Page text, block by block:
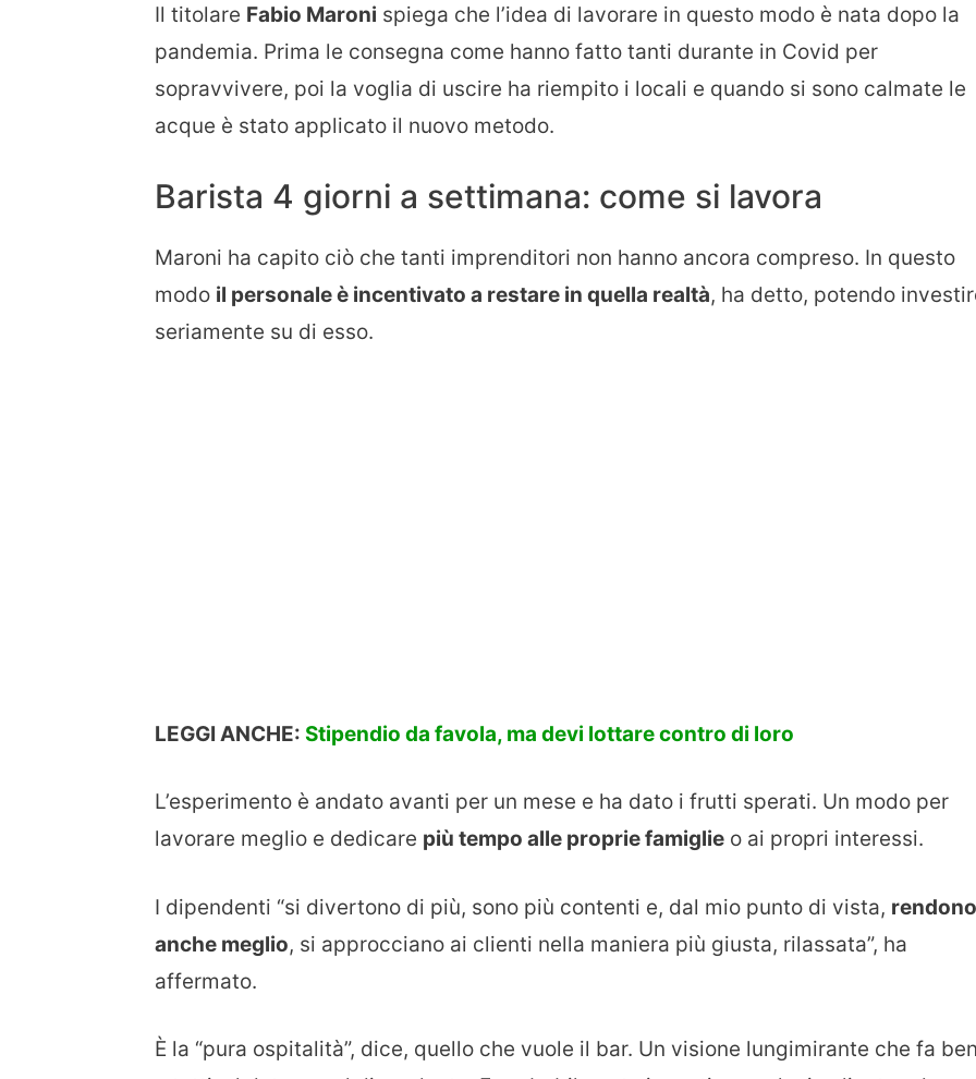
Il titolare Fabio Maroni spiega che l’idea di lavorare in questo modo è nata dopo la
pandemia. Prima le consegna come hanno fatto tanti durante in Covid per
sopravvivere, poi la voglia di uscire ha riempito i locali e quando si sono calmate le
acque è stato applicato il nuovo metodo.
Barista 4 giorni a settimana: come si lavora
Maroni ha capito ciò che tanti imprenditori non hanno ancora compreso. In questo
modo il personale è incentivato a restare in quella realtà, ha detto, potendo
seriamente su di esso.
LEGGI ANCHE: Stipendio da favola, ma devi lottare contro di loro
L’esperimento è andato avanti per un mese e ha dato i frutti sperati. Un modo per
lavorare meglio e dedicare più tempo alle proprie famiglie o ai propri interessi.
I dipendenti “si divertono di più, sono più contenti e, dal mio punto di vista, rendono
anche meglio, si approcciano ai clienti nella maniera più giusta, rilassata”, ha
affermato.
È la “pura ospitalità”, dice, quello che vuole il bar. Un visione lungimirante che fa